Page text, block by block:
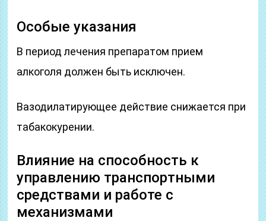
Особые указания
В период лечения препаратом прием
алкоголя должен быть исключен.
Вазодилатирующее действие снижается при
табакокурении.
Влияние на способность к
управлению транспортными
средствами и работе с
механизмами